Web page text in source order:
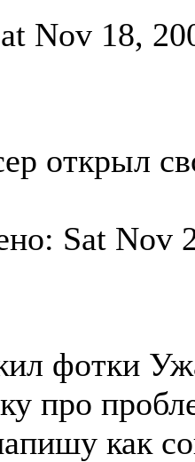
Nov 18,
открыл
Sat Nov
фотки
про
как